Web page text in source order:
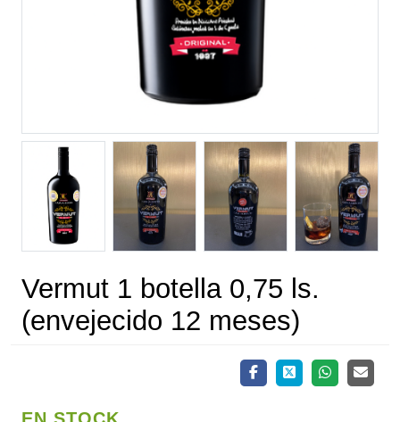
Vermut 1 botella 0,75 ls.
(envejecido 12 meses)